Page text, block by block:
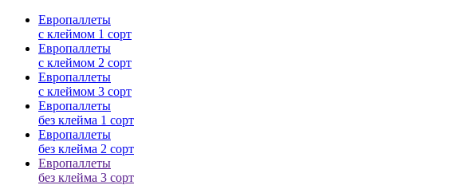
Европаллеты
с клеймом 1 сорт
Европаллеты
с клеймом 2 сорт
Европаллеты
с клеймом 3 сорт
Европаллеты
без клейма 1 сорт
Европаллеты
без клейма 2 сорт
Европаллеты
без клейма 3 сорт